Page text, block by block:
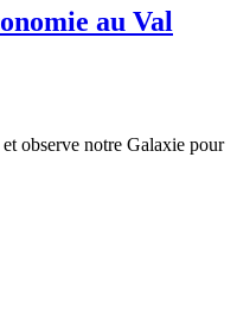
au Val
observe notre Galaxie pour